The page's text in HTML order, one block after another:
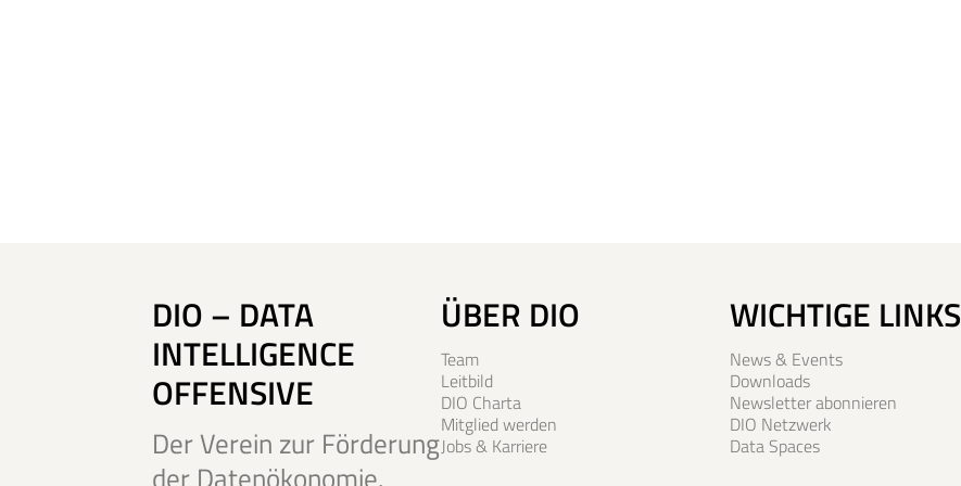
DIO – DATA
INTELLIGENCE
OFFENSIVE
Der Verein zur Förderung
ÜBER DIO
Team
Leitbild
DIO Charta
Mitglied werden
Jobs & Karriere
WICHTIGE LINKS
News & Events
Downloads
Newsletter abonnieren
DIO Netzwerk
Data Spaces